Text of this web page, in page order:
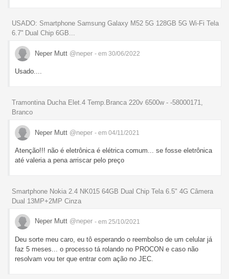
USADO: Smartphone Samsung Galaxy M52 5G 128GB 5G Wi-Fi Tela
6.7'' Dual Chip 6GB...
Neper Mutt @neper - em 30/06/2022
Usado....
Tramontina Ducha Elet.4 Temp.Branca 220v 6500w - -58000171,
Branco
Neper Mutt @neper - em 04/11/2021
Atenção!!! não é eletrônica é elétrica comum... se fosse eletrônica
até valeria a pena arriscar pelo preço
Smartphone Nokia 2.4 NK015 64GB Dual Chip Tela 6.5" 4G Câmera
Dual 13MP+2MP Cinza
Neper Mutt @neper - em 25/10/2021
Deu sorte meu caro, eu tô esperando o reembolso de um celular já
faz 5 meses... o processo tá rolando no PROCON e caso não
resolvam vou ter que entrar com ação no JEC.